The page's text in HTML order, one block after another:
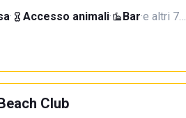
· Accesso animali· Bar·e altri 7…
Club